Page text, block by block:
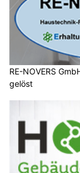
RE-NOVERS
gelöst